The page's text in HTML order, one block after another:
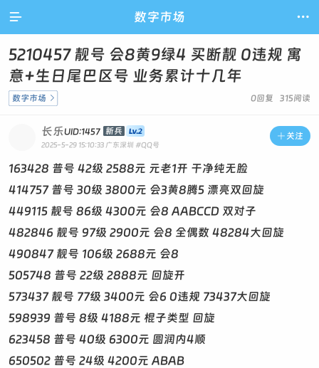
 数字市场 
5210457 靓号 会8黄9绿4 买断靓 0违规 寓
意+生日尾巴区号 业务累计十几年
0回复 315阅读
数字市场 
 关注
长乐UID:1457 新兵
2025-5-29 15:10:33 广东深圳 #QQ号
163428 普号 42级 2588元 元老1开 干净纯无脸
414757 普号 30级 3800元 会3黄8腾5 漂亮双回旋
449115 靓号 86级 4300元 会8 AABCCD 双对子
482846 靓号 97级 2900元 会8 全偶数 48284大回旋
490847 靓号 106级 2688元 会8
505748 普号 22级 2888元 回旋开
573437 靓号 77级 3400元 会6 0违规 73437大回旋
598939 普号 8级 4188元 棍子类型 回旋
623458 普号 40级 6300元 圆润内4顺
650502 普号 24级 4200元 ABAB